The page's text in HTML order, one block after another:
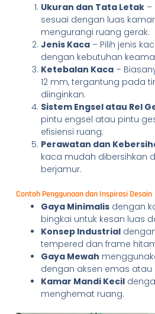
Ukuran dan Tata Letak–
sesuai dengan luas
mengurangi ruang gerak.
Jenis Kaca– Pilih jenis
dengan kebutuhan
Ketebalan Kaca–
12 mm, tergantung pada
diinginkan.
Sistem Engsel atau Rel
pintu engsel atau pintu
efisiensi ruang.
Perawatan dan
kaca mudah dibersihkan
berjamur.
Contoh Penggunaan dan Inspirasi Desain
Gaya Minimalisdengan
bingkai untuk kesan luas
Konsep Industrial
tempered dan frame
Gaya Mewah
dengan aksen emas atau
Kamar Mandi Kecil
menghemat ruang.